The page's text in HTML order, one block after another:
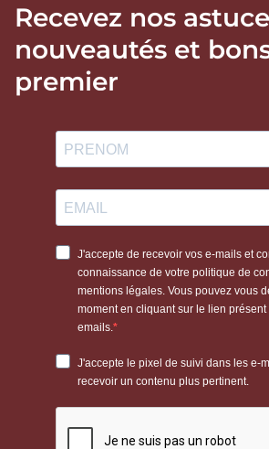
Recevez nos
nouveautés et
premier